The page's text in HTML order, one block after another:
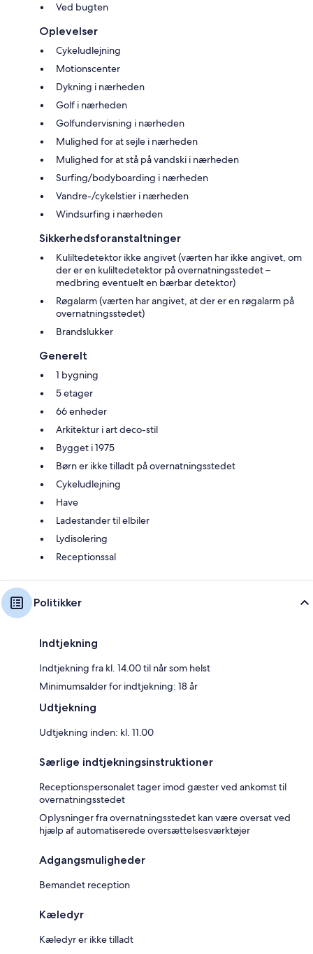
Ved bugten
Oplevelser
Cykeludlejning
Motionscenter
Dykning i nærheden
Golf i nærheden
Golfundervisning i nærheden
Mulighed for at sejle i nærheden
Mulighed for at stå på vandski i nærheden
Surfing/bodyboarding i nærheden
Vandre-/cykelstier i nærheden
Windsurfing i nærheden
Sikkerhedsforanstaltninger
Kuliltedetektor ikke angivet (værten har ikke angivet, om
der er en kuliltedetektor på overnatningsstedet –
medbring eventuelt en bærbar detektor)
Røgalarm (værten har angivet, at der er en røgalarm på
overnatningsstedet)
Brandslukker
Generelt
1 bygning
5 etager
66 enheder
Arkitektur i art deco-stil
Bygget i 1975
Børn er ikke tilladt på overnatningsstedet
Cykeludlejning
Have
Ladestander til elbiler
Lydisolering
Receptionssal
Politikker
Indtjekning
Indtjekning fra kl. 14.00 til når som helst
Minimumsalder for indtjekning: 18 år
Udtjekning
Udtjekning inden: kl. 11.00
Særlige indtjekningsinstruktioner
Receptionspersonalet tager imod gæster ved ankomst til
overnatningsstedet
Oplysninger fra overnatningsstedet kan være oversat ved
hjælp af automatiserede oversættelsesværktøjer
Adgangsmuligheder
Bemandet reception
Kæledyr
Kæledyr er ikke tilladt